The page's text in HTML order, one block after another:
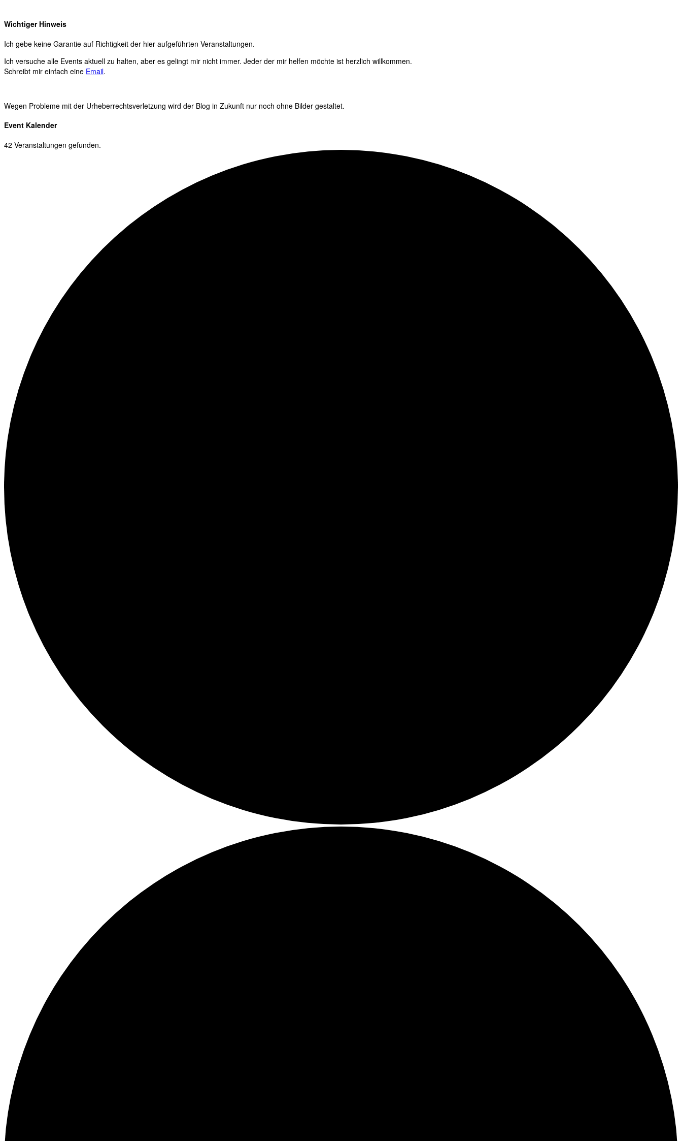
Wichtiger Hinweis
Ich gebe keine Garantie auf Richtigkeit der hier aufgeführten Veranstaltungen.
Ich versuche alle Events aktuell zu halten, aber es gelingt mir nicht immer. Jeder der mir helfen möchte ist herzlich willkommen.
Schreibt mir einfach eine Email.
Wegen Probleme mit der Urheberrechtsverletzung wird der Blog in Zukunft nur noch ohne Bilder gestaltet.
Event Kalender
42 Veranstaltungen gefunden.